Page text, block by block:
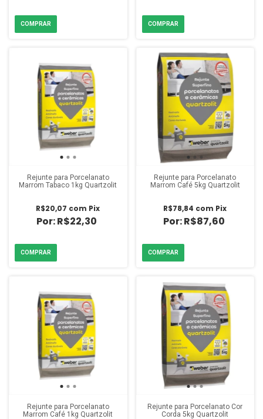
Rejunte para Porcelanato
Marrom Tabaco 1kg Quartzolit
R$22,30
R$20,07 com Pix
Rejunte para Porcelanato
Marrom Café 5kg Quartzolit
R$87,60
R$78,84 com Pix
Rejunte para Porcelanato
Marrom Café 1kg Quartzolit
Rejunte para Porcelanato Cor
Corda 5kg Quartzolit